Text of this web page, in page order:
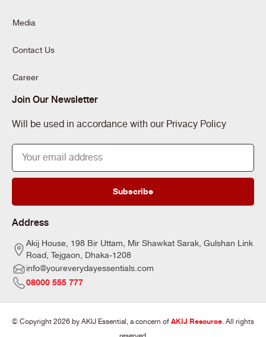
Media
Contact Us
Career
Join Our Newsletter
Will be used in accordance with our Privacy Policy
Subscribe
Address
Akij House, 198 Bir Uttam, Mir Shawkat Sarak, Gulshan Link
Road, Tejgaon, Dhaka-1208
info@youreverydayessentials.com
08000 555 777
© Copyright 2026 by AKIJ Essential, a concern ofAKIJ Resource. All rights